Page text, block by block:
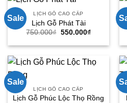
Sale
LỊCH GỖ CAO CẤP
Lịch Gỗ Phát Tài
750.000₫ Giá
là:
550.000₫Giá
tại
550.000₫.
Sale
LỊCH GỖ CAO CẤP
Lịch Gỗ Phúc Lộc Thọ Rồng